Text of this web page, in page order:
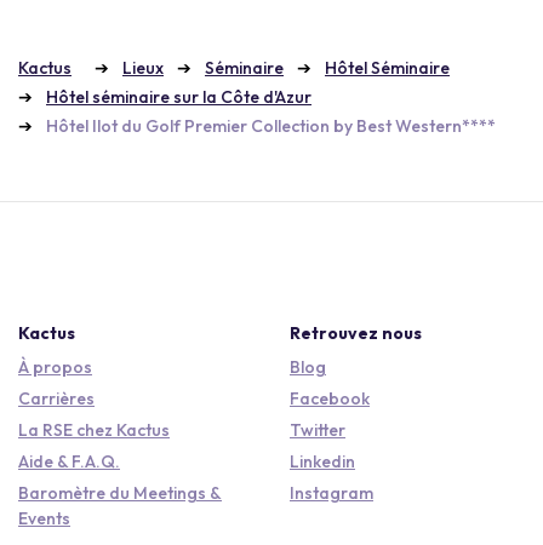
Kactus Lieux Séminaire
Hôtel Séminaire
Hôtel séminaire sur la Côte d'Azur
Hôtel Ilot du Golf Premier Collection by Best Western****
Kactus
À propos
Carrières
La RSE chez Kactus
Aide & F.A.Q.
Baromètre du Meetings &
Events
Retrouvez nous
Blog
Facebook
Twitter
Linkedin
Instagram